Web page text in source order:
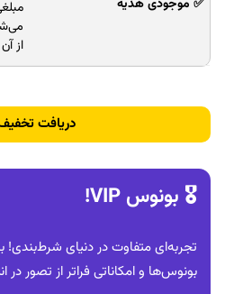
از
دریافت
🎖 بونوس VIP!
بونوس‌ها و امکاناتی فراتر از تصور